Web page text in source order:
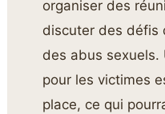
organiser des
discuter des défis
des abus sexuels.
pour les victimes
place, ce qui